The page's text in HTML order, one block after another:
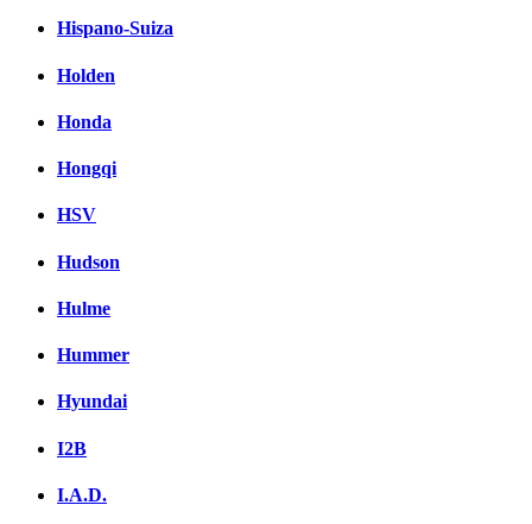
Hispano-Suiza
Holden
Honda
Hongqi
HSV
Hudson
Hulme
Hummer
Hyundai
I2B
I.A.D.